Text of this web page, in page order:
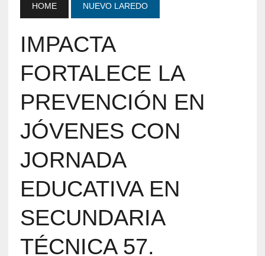
HOME NUEVO LAREDO
IMPACTA
FORTALECE LA
PREVENCIÓN EN
JÓVENES CON
JORNADA
EDUCATIVA EN
SECUNDARIA
TÉCNICA 57.